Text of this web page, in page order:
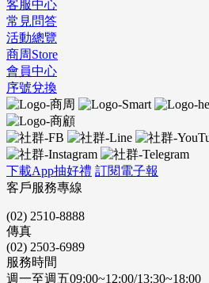
客服中心
常見問答
活動總覽
商周Store
會員中心
序號兌換
下載App抽好禮 訂閱電子報
客戶服務專線
(02) 2510-8888
傳真
(02) 2503-6989
服務時間
週一至週五09:00~12:00/13:30~18:00